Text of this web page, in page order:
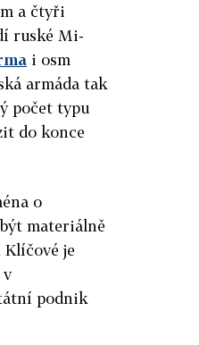
a čtyři
ruské Mi-
i osm
armáda tak
počet typu
do konce
o
materiálně
je
v
podnik